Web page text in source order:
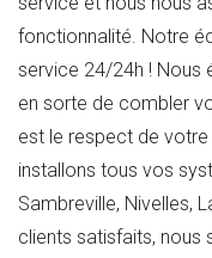
fonctionnalité. Notre
service 24/24h ! Nous
en sorte de combler
est le respect de votre
installons tous vos
Sambreville, Nivelles,
clients satisfaits, nous